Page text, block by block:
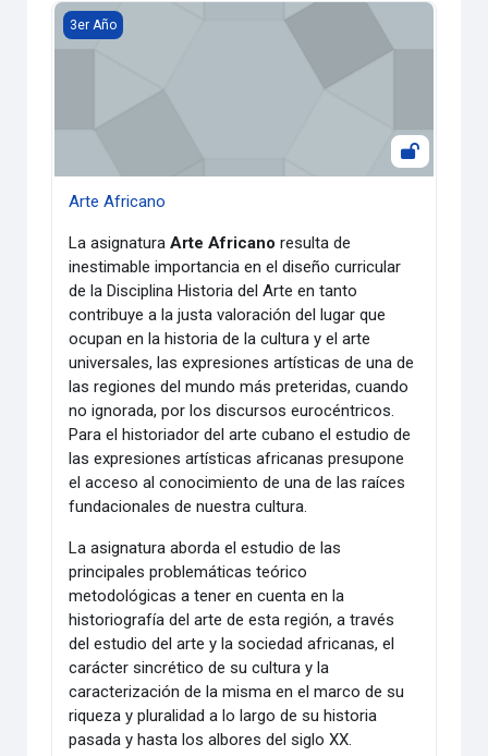
Arte Africano
3er Año
Arte Africano
La asignaturaArte Africano resulta de
inestimable importancia en el diseño curricular
de la Disciplina Historia del Arte en tanto
contribuye a la justa valoración del lugar que
ocupan en la historia de la cultura y el arte
universales, las expresiones artísticas de una de
las regiones del mundo más preteridas, cuando
no ignorada, por los discursos eurocéntricos.
Para el historiador del arte cubano el estudio de
las expresiones artísticas africanas presupone
el acceso al conocimiento de una de las raíces
fundacionales de nuestra cultura.
La asignatura aborda el estudio de las
principales problemáticas teórico
metodológicas a tener en cuenta en la
historiografía del arte de esta región, a través
del estudio del arte y la sociedad africanas, el
carácter sincrético de su cultura y la
caracterización de la misma en el marco de su
riqueza y pluralidad a lo largo de su historia
pasada y hasta los albores del siglo XX.